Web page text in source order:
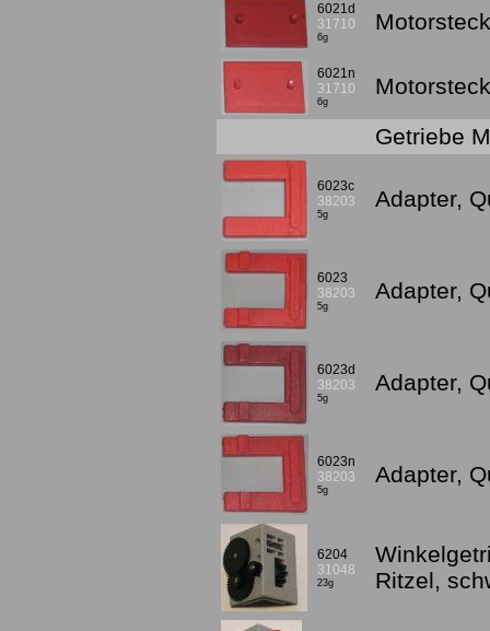
6021d
31710
6g
6021n
31710
6g
Getriebe
6023c
38203
5g
Adapter,
6023
38203
5g
Adapter,
6023d
38203
5g
Adapter,
6023n
38203
5g
Adapter,
6204
31048
23g
Ritzel,